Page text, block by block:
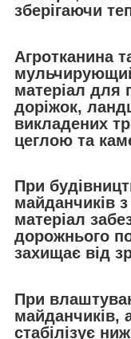
зберігаючи
Агротканина
матеріал для
доріжок,
викладених
цеглою та
При
майданчиків
матеріал
дорожнього
захищає від
При
майданчиків,
стабілізує